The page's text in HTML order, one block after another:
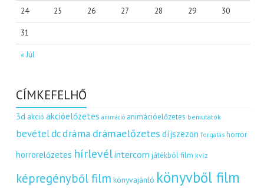
« Júl
24 25 26 27 28 29 30
31
CÍMKEFELHŐ
3d akció akcióelőzetes animáció animációelőzetes bemutatók
bevételdcdráma drámaelőzetes díjszezon forgatás horror
horrorelőzetes hírlevélintercom játékból film kvíz
képregényből film könyvajánló könyvből film